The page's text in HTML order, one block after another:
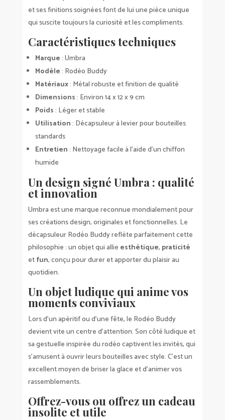
et ses finitions soignées font de lui une pièce unique
qui suscite toujours la curiosité et les compliments.
Caractéristiques techniques
Marque: Umbra
Modèle: Rodéo Buddy
Matériaux: Métal robuste et finition de qualité
Dimensions: Environ 14 x 12 x 9 cm
Poids: Léger et stable
Utilisation: Décapsuleur à levier pour bouteilles
standards
Entretien: Nettoyage facile à l’aide d’un chiffon
humide
Un design signé Umbra : qualité
et innovation
Umbra est une marque reconnue mondialement pour
ses créations design, originales et fonctionnelles. Le
décapsuleur Rodéo Buddy reflète parfaitement cette
philosophie : un objet qui allie esthétique, praticité
etfun, conçu pour durer et apporter du plaisir au
quotidien.
Un objet ludique qui anime vos
moments conviviaux
Lors d’un apéritif ou d’une fête, le Rodéo Buddy
devient vite un centre d’attention. Son côté ludique et
sa gestuelle inspirée du rodéo captivent les invités, qui
s’amusent à ouvrir leurs bouteilles avec style. C’est un
excellent moyen de briser la glace et d’animer vos
rassemblements.
Offrez-vous ou offrez un cadeau
insolite et utile